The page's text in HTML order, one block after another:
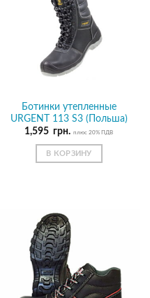
Ботинки утепленные
URGENT 113 S3 (Польша)
1,595 грн. плюс 20% ПДВ
В КОРЗИНУ